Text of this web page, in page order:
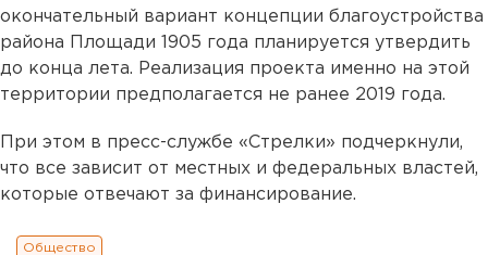
окончательный вариант концепции благоустройства
района Площади 1905 года планируется утвердить
до конца лета. Реализация проекта именно на этой
территории предполагается не ранее 2019 года.
При этом в пресс-службе «Стрелки» подчеркнули,
что все зависит от местных и федеральных властей,
которые отвечают за финансирование.
Общество